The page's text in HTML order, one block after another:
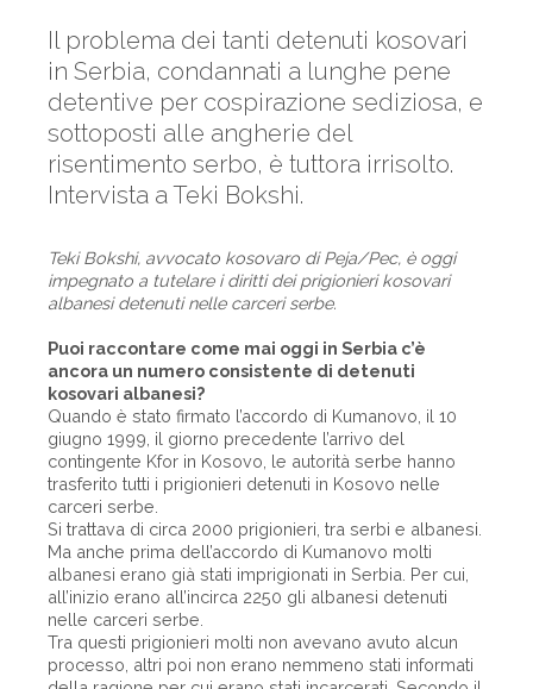
Il problema dei tanti detenuti kosovari
in Serbia, condannati a lunghe pene
detentive per cospirazione sediziosa, e
sottoposti alle angherie del
risentimento serbo, è tuttora irrisolto.
Intervista a Teki Bokshi.
Teki Bokshi, avvocato kosovaro di Peja/Pec, è oggi
impegnato a tutelare i diritti dei prigionieri kosovari
albanesi detenuti nelle carceri serbe.
Puoi raccontare come mai oggi in Serbia c’è
ancora un numero consistente di detenuti
kosovari albanesi?
Quando è stato firmato l’accordo di Kumanovo, il 10
giugno 1999, il giorno precedente l’arrivo del
contingente Kfor in Kosovo, le autorità serbe hanno
trasferito tutti i prigionieri detenuti in Kosovo nelle
carceri serbe.
Si trattava di circa 2000 prigionieri, tra serbi e albanesi.
Ma anche prima dell’accordo di Kumanovo molti
albanesi erano già stati imprigionati in Serbia. Per cui,
all’inizio erano all’incirca 2250 gli albanesi detenuti
nelle carceri serbe.
Tra questi prigionieri molti non avevano avuto alcun
processo, altri poi non erano nemmeno stati informati